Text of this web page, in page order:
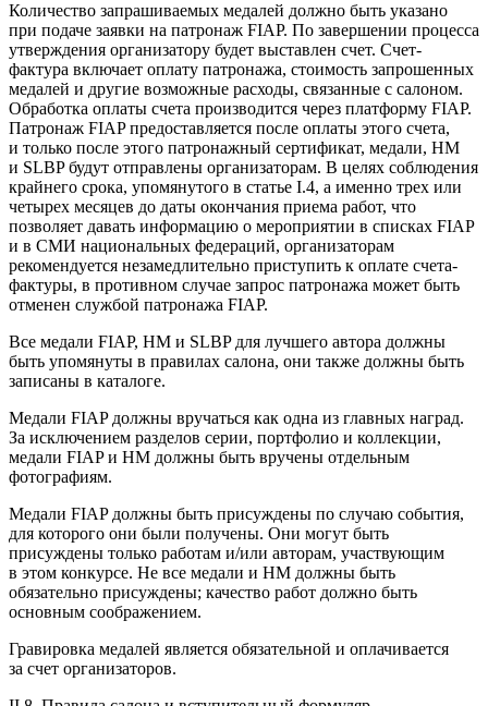
Количество запрашиваемых медалей должно быть указано
при подаче заявки на патронаж FIAP. По завершении процесса
утверждения организатору будет выставлен счет. Счет-
фактура включает оплату патронажа, стоимость запрошенных
медалей и другие возможные расходы, связанные с салоном.
Обработка оплаты счета производится через платформу FIAP.
Патронаж FIAP предоставляется после оплаты этого счета,
и только после этого патронажный сертификат, медали, HM
и SLBP будут отправлены организаторам. В целях соблюдения
крайнего срока, упомянутого в статье I.4, а именно трех или
четырех месяцев до даты окончания приема работ, что
позволяет давать информацию о мероприятии в списках FIAP
и в СМИ национальных федераций, организаторам
рекомендуется незамедлительно приступить к оплате счета-
фактуры, в противном случае запрос патронажа может быть
отменен службой патронажа FIAP.
Все медали FIAP, HM и SLBP для лучшего автора должны
быть упомянуты в правилах салона, они также должны быть
записаны в каталоге.
Медали FIAP должны вручаться как одна из главных наград.
За исключением разделов серии, портфолио и коллекции,
медали FIAP и HM должны быть вручены отдельным
фотографиям.
Медали FIAP должны быть присуждены по случаю события,
для которого они были получены. Они могут быть
присуждены только работам и/или авторам, участвующим
в этом конкурсе. Не все медали и HM должны быть
обязательно присуждены; качество работ должно быть
основным соображением.
Гравировка медалей является обязательной и оплачивается
за счет организаторов.